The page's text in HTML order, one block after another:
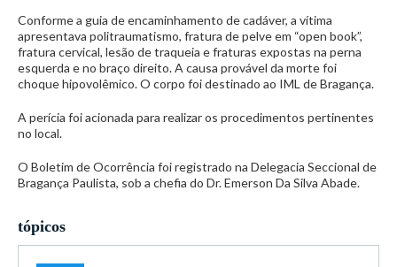
Conforme a guia de encaminhamento de cadáver, a vítima
apresentava politraumatismo, fratura de pelve em “open book”,
fratura cervical, lesão de traqueia e fraturas expostas na perna
esquerda e no braço direito. A causa provável da morte foi
choque hipovolêmico. O corpo foi destinado ao IML de Bragança.
A perícia foi acionada para realizar os procedimentos pertinentes
no local.
O Boletim de Ocorrência foi registrado na Delegacia Seccional de
Bragança Paulista, sob a chefia do Dr. Emerson Da Silva Abade.
tópicos